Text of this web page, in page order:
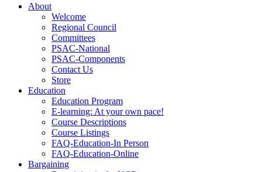
About
Welcome
Regional Council
Committees
PSAC-National
PSAC-Components
Contact Us
Store
Education
Education Program
E-learning: At your own pace!
Course Descriptions
Course Listings
FAQ-Education-In Person
FAQ-Education-Online
Bargaining